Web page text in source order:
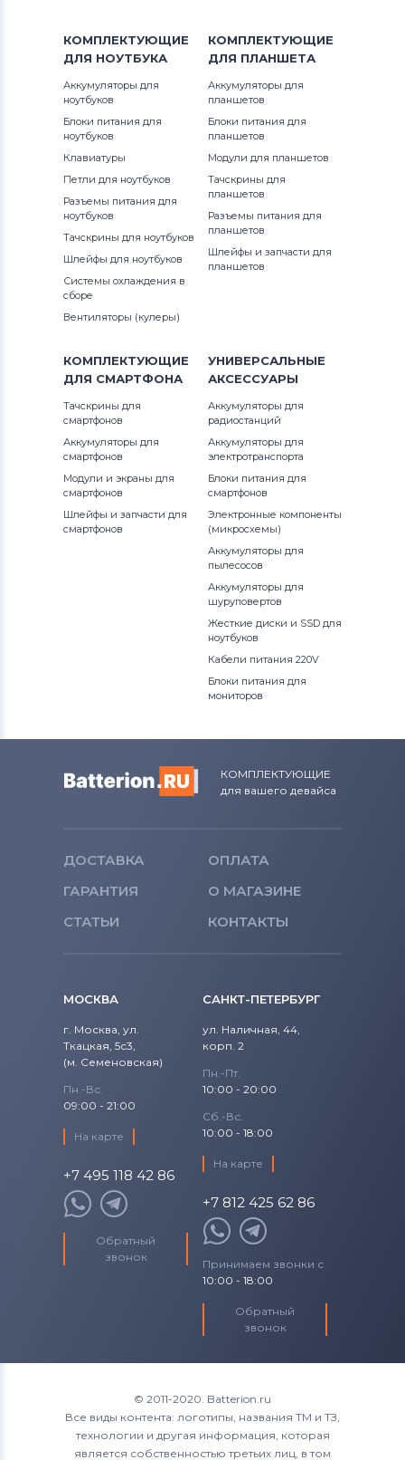
КОМПЛЕКТУЮЩИЕ
ДЛЯ НОУТБУКА
Аккумуляторы для
ноутбуков
Блоки питания для
ноутбуков
Клавиатуры
Петли для ноутбуков
Разъемы питания для
ноутбуков
Тачскрины для ноутбуков
Шлейфы для ноутбуков
Системы охлаждения в
сборе
Вентиляторы (кулеры)
КОМПЛЕКТУЮЩИЕ
ДЛЯ ПЛАНШЕТА
Аккумуляторы для
планшетов
Блоки питания для
планшетов
Модули для планшетов
Тачскрины для
планшетов
Разъемы питания для
планшетов
Шлейфы и запчасти для
планшетов
КОМПЛЕКТУЮЩИЕ
ДЛЯ СМАРТФОНА
Тачскрины для
смартфонов
Аккумуляторы для
смартфонов
Модули и экраны для
смартфонов
Шлейфы и запчасти для
смартфонов
УНИВЕРСАЛЬНЫЕ
АКСЕССУАРЫ
Аккумуляторы для
радиостанций
Аккумуляторы для
электротранспорта
Блоки питания для
смартфонов
Электронные компоненты
(микросхемы)
Аккумуляторы для
пылесосов
Аккумуляторы для
шуруповертов
Жесткие диски и SSD для
ноутбуков
Кабели питания 220V
Блоки питания для
мониторов
КОМПЛЕКТУЮЩИЕ
для вашего девайса
ДОСТАВКА
ОПЛАТА
ГАРАНТИЯ
О МАГАЗИНЕ
СТАТЬИ
КОНТАКТЫ
МОСКВА
г. Москва, ул.
Ткацкая, 5с3,
(м. Семеновская)
Пн.-Вс.
09:00 - 21:00
На карте
+7 495 118 42 86
Обратный
звонок
САНКТ-ПЕТЕРБУРГ
ул. Наличная, 44,
корп. 2
Пн.-Пт.
10:00 - 20:00
Сб.-Вс.
10:00 - 18:00
На карте
+7 812 425 62 86
Принимаем звонки с
10:00 - 18:00
Обратный
звонок
© 2011-2020. Batterion.ru
Все виды контента: логотипы, названия ТМ и ТЗ,
технологии и другая информация, которая
является собственностью третьих лиц, в том